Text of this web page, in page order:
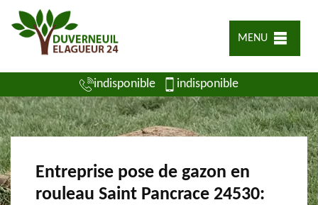
MENU
indisponible indisponible
Entreprise pose de gazon en
rouleau Saint Pancrace 24530: